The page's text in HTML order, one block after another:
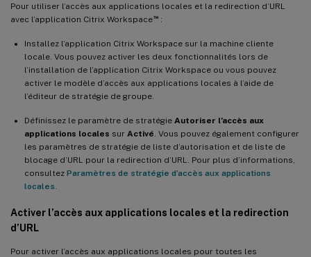
Pour utiliser l’accès aux applications locales et la redirection d’URL
avec l’application Citrix Workspace™:
Installez l’application Citrix Workspace sur la machine cliente
locale. Vous pouvez activer les deux fonctionnalités lors de
l’installation de l’application Citrix Workspace ou vous pouvez
activer le modèle d’accès aux applications locales à l’aide de
l’éditeur de stratégie de groupe.
Définissez le paramètre de stratégie Autoriser l’accès aux
applications locales sur Activé . Vous pouvez également configurer
les paramètres de stratégie de liste d’autorisation et de liste de
blocage d’URL pour la redirection d’URL. Pour plus d’informations,
consultez Paramètres de stratégie d’accès aux applications
locales
Activer l’accès aux applications locales et la redirection
d’URL
Pour activer l’accès aux applications locales pour toutes les